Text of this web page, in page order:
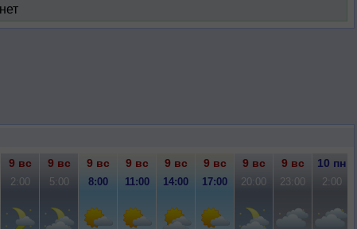
нет
9 вс 9 вс 9 вс 9 вс 9 вс 9 вс 9 вс 9 вс 10 пн
2:00 5:00 8:00 11:00 14:00 17:00 20:00 23:00 2:00